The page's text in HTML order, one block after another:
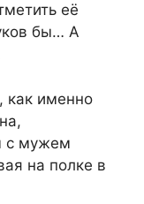
её
бы… А
как именно
с мужем
на полке в